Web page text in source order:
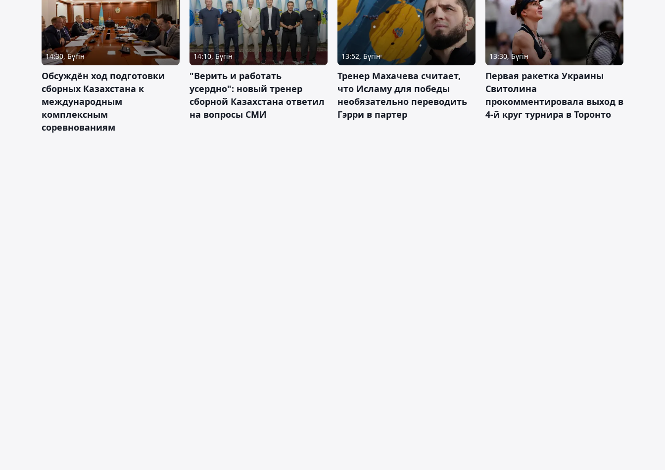
14:30, Бүгін
Обсуждён ход подготовки
сборных Казахстана к
международным
комплексным
соревнованиям
14:10, Бүгін
"Верить и работать
усердно": новый тренер
сборной Казахстана ответил
на вопросы СМИ
13:52, Бүгін
Тренер Махачева считает,
что Исламу для победы
необязательно переводить
Гэрри в партер
13:30, Бүгін
Первая ракетка Украины
Свитолина
прокомментировала выход в
4-й круг турнира в Торонто